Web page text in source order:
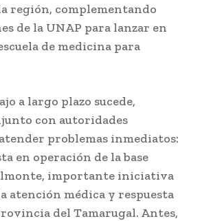
región, complementando
de la UNAP para lanzar en
de medicina para
a largo plazo sucede,
con autoridades
problemas inmediatos:
en operación de la base
importante iniciativa
atención médica y respuesta
del Tamarugal. Antes,